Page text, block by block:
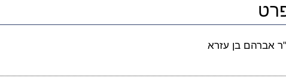
אברהם בן עזרא